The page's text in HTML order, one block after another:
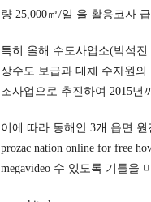
량 25,000㎥/일 을 활용코자
특히 올해 수도사업소(박석
상수도 보급과 대체 수자원
조사업으로 추진하여 2015년
이에 따라 동해안 3개 읍면
prozac nation online for free
megavideo 수 있도록 기틀을